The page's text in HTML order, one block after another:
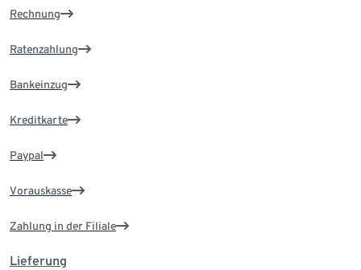
Rechnung
Ratenzahlung
Bankeinzug
Kreditkarte
Paypal
Vorauskasse
Zahlung in der Filiale
Lieferung